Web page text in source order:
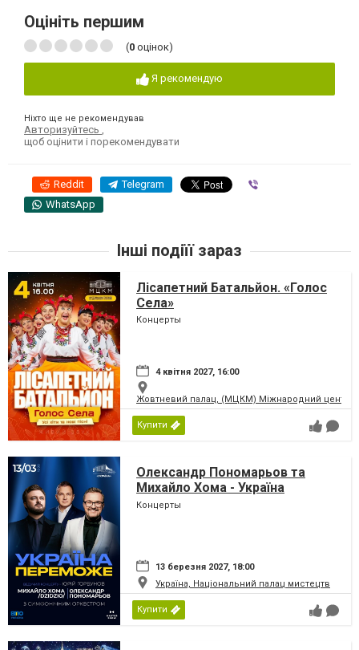
Оцініть першим
(0 оцінок)
Я рекомендую
Ніхто ще не рекомендував
Авторизуйтесь
щоб оцінити і порекомендувати
Reddit Telegram
WhatsApp
Інші подіїї зараз
Лісапетний Батальйон. «Голос
Села»
Концерты
4 квітня 2027, 16:00
Жовтневий палац, (МЦКМ) Міжнародний центр
Купити
Олександр Пономарьов та
Михайло Хома - Україна
Переможе!
Концерты
13 березня 2027, 18:00
Україна, Національний палац мистецтв
Купити